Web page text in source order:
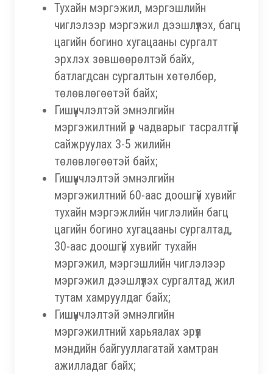
Тухайн мэргэжил, мэргэшлийн
чиглэлээр мэргэжил дээшлүүлэх, багц
цагийн богино хугацааны сургалт
эрхлэх зөвшөөрөлтэй байх,
батлагдсан сургалтын хөтөлбөр,
төлөвлөгөөтэй байх;
Гишүүнчлэлтэй эмнэлгийн
мэргэжилтний үр чадварыг тасралтгүй
сайжруулах 3-5 жилийн
төлөвлөгөөтэй байх;
Гишүүнчлэлтэй эмнэлгийн
мэргэжилтний 60-аас доошгүй хувийг
тухайн мэргэжлийн чиглэлийн багц
цагийн богино хугацааны сургалтад,
30-аас доошгүй хувийг тухайн
мэргэжил, мэргэшлийн чиглэлээр
мэргэжил дээшлүүлэх сургалтад жил
тутам хамруулдаг байх;
Гишүүнчлэлтэй эмнэлгийн
мэргэжилтний харьяалах эрүүл
мэндийн байгууллагатай хамтран
ажилладаг байх;